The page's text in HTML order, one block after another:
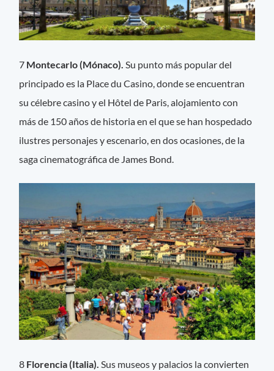
7 Montecarlo (Mónaco).Su punto más popular del
principado es la Place du Casino, donde se encuentran
su célebre casino y el Hôtel de Paris, alojamiento con
más de 150 años de historia en el que se han hospedado
ilustres personajes y escenario, en dos ocasiones, de la
saga cinematográfica de James Bond.
8 Florencia (Italia). Sus museos y palacios la convierten